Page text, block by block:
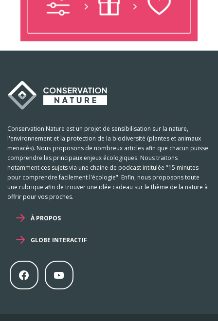
Conservation Nature est un projet de sensibilisation sur la nature,
l'environnement et la protection de la biodiversité (plantes et animaux
menacés). Nous proposons de nombreux articles afin que chacun puisse
comprendre les principaux enjeux écologiques. Nous traitons
notamment ces sujets via une chaine de podcast intitulée "15 minutes
pour comprendre facilement l'écologie". Enfin, nous proposons toute
une rubrique afin de trouver une idée cadeau sur le thème de la nature à
offrir pour vos proches.
À PROPOS
GLOBE INTERACTIF